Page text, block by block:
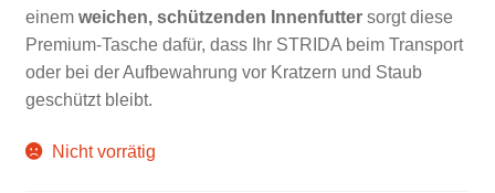
einem weichen, schützenden Innenfuttersorgt diese
Premium-Tasche dafür, dass Ihr STRIDA beim Transport
oder bei der Aufbewahrung vor Kratzern und Staub
geschützt bleibt.
Nicht vorrätig